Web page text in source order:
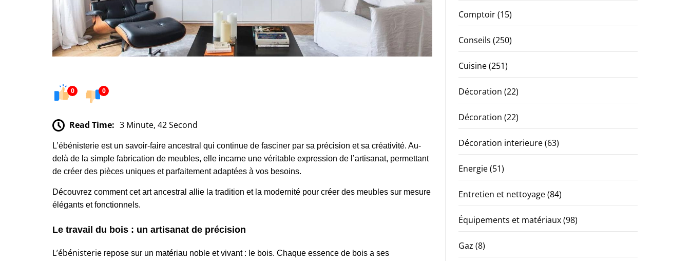
0 0
Read Time: 3 Minute, 42 Second
L’ébénisterie est un savoir-faire ancestral qui continue de fasciner par sa précision et sa créativité. Au-
delà de la simple fabrication de meubles, elle incarne une véritable expression de l’artisanat, permettant
de créer des pièces uniques et parfaitement adaptées à vos besoins.
Découvrez comment cet art ancestral allie la tradition et la modernité pour créer des meubles sur mesure
élégants et fonctionnels.
Le travail du bois : un artisanat de précision
L’ébénisterie repose sur un matériau noble et vivant : le bois. Chaque essence de bois a ses
Comptoir(15)
Conseils (250)
Cuisine(251)
Décoration (22)
Décoration (22)
Décoration interieure(63)
Energie(51)
Entretien et nettoyage(84)
Équipements et matériaux(98)
Gaz (8)